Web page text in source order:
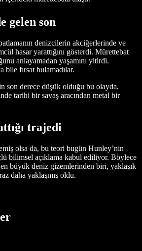
gelen son
denizcilerin akciğerlerinde ve
hasar yarattığını gösterdi. Mürettebat
anlayamadan yaşamını yitirdi.
bile fırsat bulamadılar.
son derece düşük olduğu bu olayda,
tarihi bir savaş aracından metal bir
trajedi
olsa da, bu teori bugün Hunley’nin
bilimsel açıklama kabul ediliyor. Böylece
en büyük deniz gizemlerinden biri, yaklaşık
daha yaklaşmış oldu.